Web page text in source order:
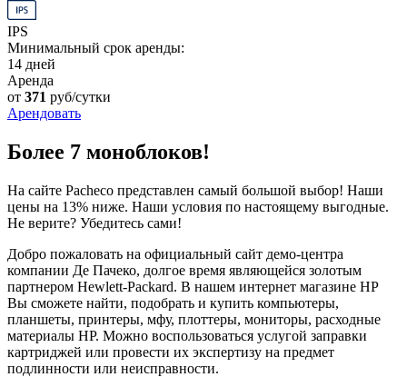
IPS
Минимальный срок аренды:
14 дней
Аренда
от 371 руб/сутки
Арендовать
Более 7 моноблоков!
На сайте Pacheco представлен самый большой выбор! Наши
цены на 13% ниже. Наши условия по настоящему выгодные.
Не верите? Убедитесь сами!
Добро пожаловать на официальный сайт демо-центра
компании Де Пачеко, долгое время являющейся золотым
партнером Hewlett-Packard. В нашем интернет магазине HP
Вы сможете найти, подобрать и купить компьютеры,
планшеты, принтеры, мфу, плоттеры, мониторы, расходные
материалы HP. Можно воспользоваться услугой заправки
картриджей или провести их экспертизу на предмет
подлинности или неисправности.